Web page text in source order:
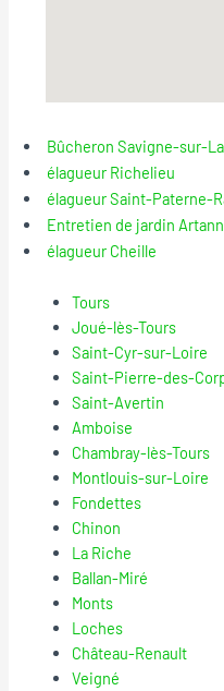
Bûcheron Savigne-sur-
élagueur Richelieu
élagueur Saint-Paterne-
Entretien de jardin
élagueur Cheille
Tours
Joué-lès-Tours
Saint-Cyr-sur-Loire
Saint-Pierre-des-
Saint-Avertin
Amboise
Chambray-lès-Tours
Montlouis-sur-Loire
Fondettes
Chinon
La Riche
Ballan-Miré
Monts
Loches
Château-Renault
Veigné